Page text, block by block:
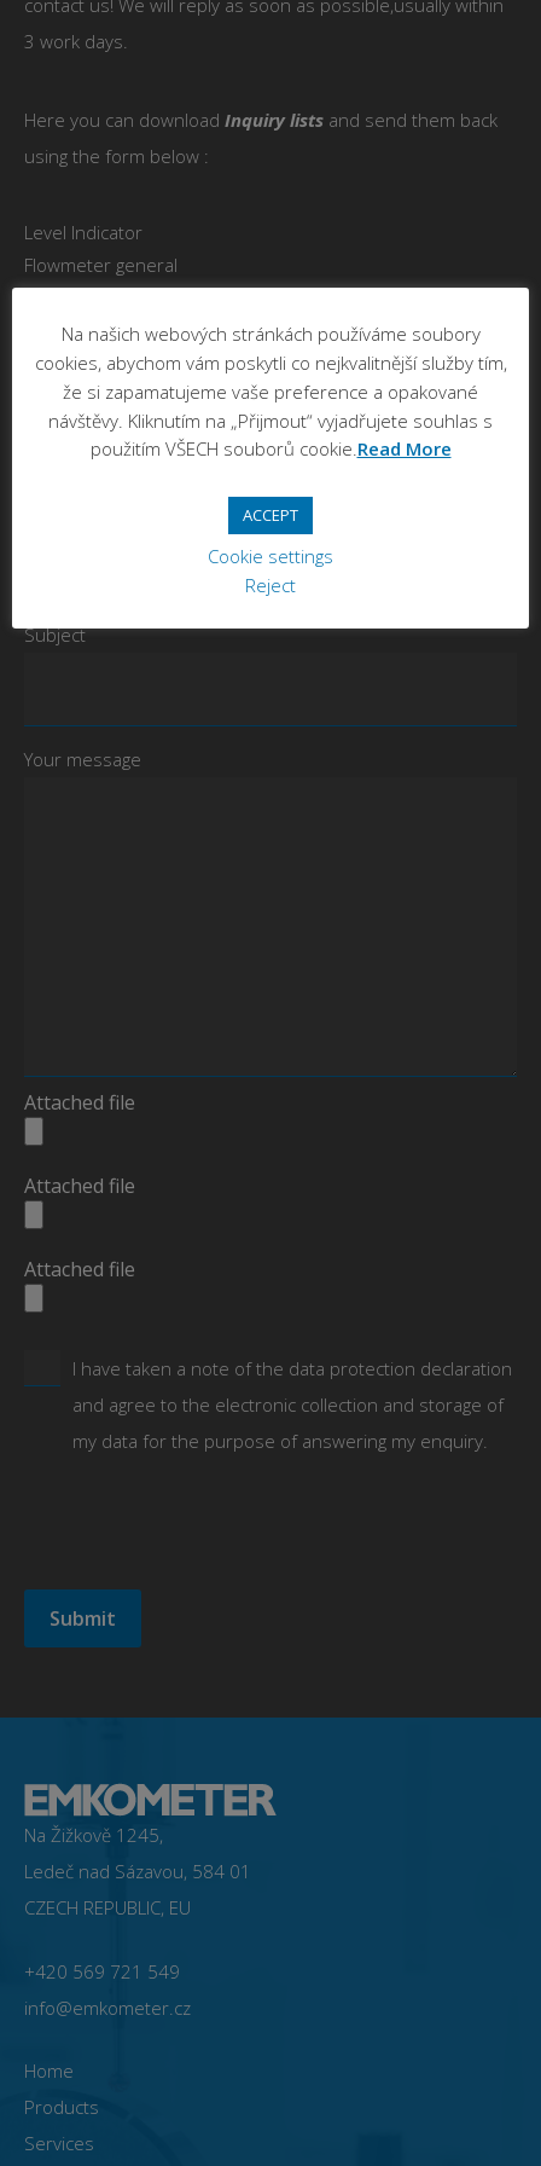
contact us! We will reply as soon as possible,usually within
3 work days.
Here you can download Inquiry lists and send them back
using the form below :
Level Indicator
Flowmeter general
Flowmeter orifice, Plate nozzle
Your name*
Subject
Your message
Attached file
Attached file
Attached file
I have taken a note of the data protection declaration
and agree to the electronic collection and storage of
my data for the purpose of answering my enquiry.
Na Žižkově 1245,
Ledeč nad Sázavou, 584 01
CZECH REPUBLIC, EU
+420 569 721 549
info@emkometer.cz
Home
Products
Services
Na našich webových stránkách používáme soubory
cookies, abychom vám poskytli co nejkvalitnější služby tím,
že si zapamatujeme vaše preference a opakované
návštěvy. Kliknutím na „Přijmout“ vyjadřujete souhlas s
použitím VŠECH souborů cookie.Read More
ACCEPT
Cookie settings
Reject